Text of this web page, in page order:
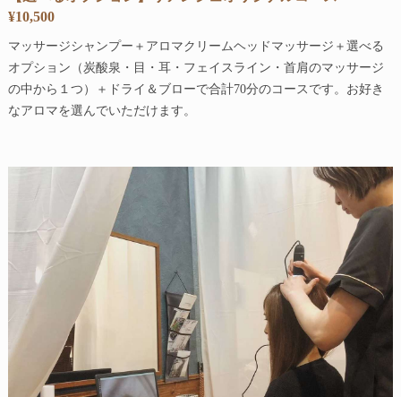
¥10,500
マッサージシャンプー＋アロマクリームヘッドマッサージ＋選べる
オプション（炭酸泉・目・耳・フェイスライン・首肩のマッサージ
の中から１つ）＋ドライ＆ブローで合計70分のコースです。お好き
なアロマを選んでいただけます。